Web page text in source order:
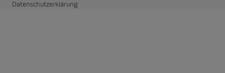
Datenschutzerklärung